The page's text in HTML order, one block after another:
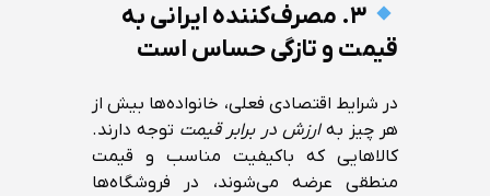
۳. مصرف‌کننده ایرانی به
قیمت و تازگی حساس است
در شرایط اقتصادی فعلی، خانواده‌ها بیش از
هر چیز بهارزش در برابر قیمت توجه دارند.
کالاهایی که باکیفیت مناسب و قیمت
منطقی عرضه می‌شوند، در فروشگاه‌ها